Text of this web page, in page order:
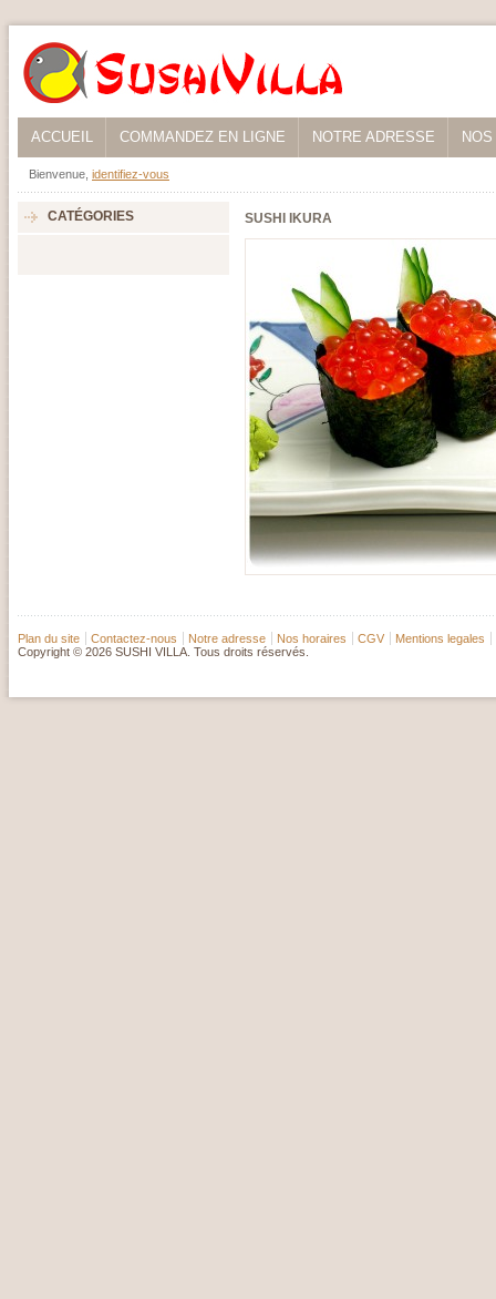
ACCUEIL COMMANDEZ EN LIGNE NOTRE ADRESSE
Bienvenue, identifiez-vous
CATÉGORIES SUSHI IKURA
Plan du site Contactez-nous Notre adresse Nos horaires CGV
Mentions legales
Copyright © 2026 SUSHI VILLA. Tous droits réservés.